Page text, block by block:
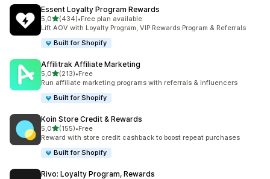
Essent Loyalty Program Rewards
5,0av 5 stjerner
(434)
Totalt 434 omtaler
•Free plan available
Lift AOV with Loyalty Program, VIP Rewards Program & Referrals
Built for Shopify
Affilitrak Affiliate Marketing
5,0av 5 stjerner
(213)
Totalt 213 omtaler
•Free
Run affiliate marketing programs with referrals & influencers
Built for Shopify
Koin Store Credit & Rewards
5,0av 5 stjerner
(155)
Totalt 155 omtaler
•Free
Reward with store credit cashback to boost repeat purchases
Built for Shopify
Rivo: Loyalty Program, Rewards